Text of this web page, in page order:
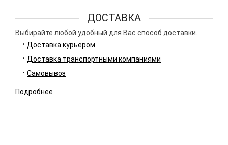
ДОСТАВКА
Выбирайте любой удобный для Вас способ доставки.
Доставка курьером
Доставка транспортными компаниями
Самовывоз
Подробнее